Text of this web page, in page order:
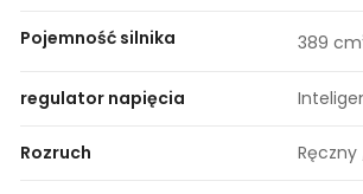
Pojemność silnika 389 cm
regulator napięcia
Rozruch